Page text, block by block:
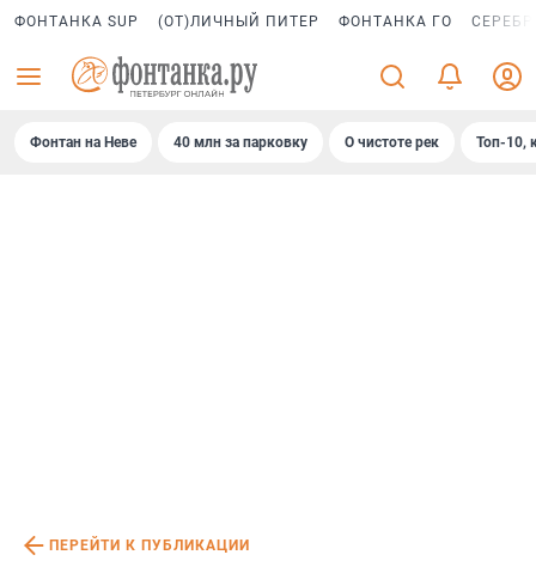
ФОНТАНКА SUP (ОТ)ЛИЧНЫЙ ПИТЕР ФОНТАНКА ГО
Фонтан на Неве 40 млн за парковку О чистоте рек Топ-10,
ПЕРЕЙТИ К ПУБЛИКАЦИИ